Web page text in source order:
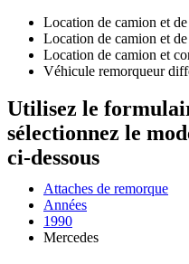
Location de camion et
Location de camion et
Location de camion et
Véhicule remorqueur
Utilisez le
sélectionnez le
ci-dessous
Attaches de remorque
Années
1990
Mercedes